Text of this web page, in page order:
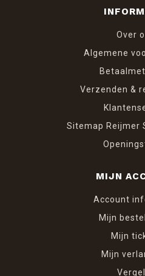
Over
Algemene
Verzenden &
Sitemap Reijmer
MIJN
Account
Mijn
Mijn
Mijn